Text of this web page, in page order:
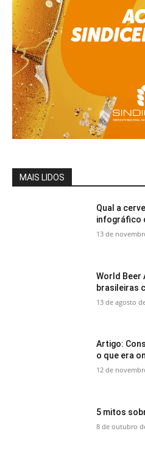
MAIS LIDOS
Qual a
infográfico
13 de
World Beer
brasileiras
13 de agosto
Artigo:
o que era
12 de
5 mitos
8 de outubro